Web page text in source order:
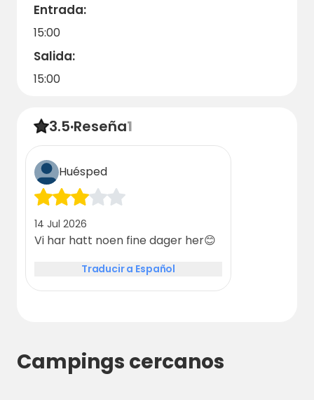
Entrada:
15:00
Salida:
15:00
3.5·Reseña1
Huésped
14 Jul 2026
Vi har hatt noen fine dager her😊
Traducir a Español
Campings cercanos